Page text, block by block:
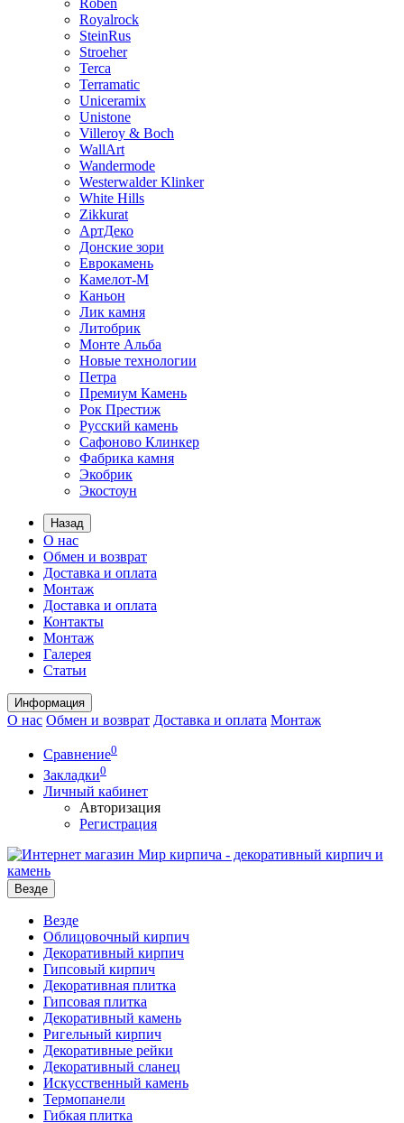
Roben
Royalrock
SteinRus
Stroeher
Terca
Terramatic
Uniceramix
Unistone
Villeroy & Boch
WallArt
Wandermode
Westerwalder Klinker
White Hills
Zikkurat
АртДеко
Донские зори
Еврокамень
Камелот-М
Каньон
Лик камня
Литобрик
Монте Альба
Новые технологии
Петра
Премиум Камень
Рок Престиж
Русский камень
Сафоново Клинкер
Фабрика камня
Экобрик
Экостоун
Назад
О нас
Обмен и возврат
Доставка и оплата
Монтаж
Доставка и оплата
Контакты
Монтаж
Галерея
Статьи
Информация
О нас Обмен и возврат Доставка и оплата Монтаж
Сравнение0
Закладки0
Личный кабинет
Авторизация
Регистрация
Везде
Везде
Облицовочный кирпич
Декоративный кирпич
Гипсовый кирпич
Декоративная плитка
Гипсовая плитка
Декоративный камень
Ригельный кирпич
Декоративные рейки
Декоративный сланец
Искусственный камень
Термопанели
Гибкая плитка